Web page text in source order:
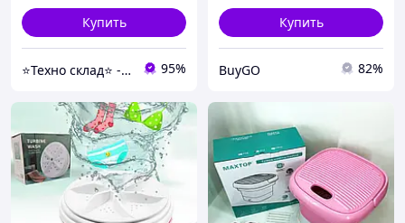
Купить
⭐️Техно склад⭐️ - лідери продажів продукції, завдяки новим технологіям. 95%
Купить
BuyGO 82%